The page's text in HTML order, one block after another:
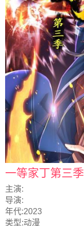
一等家丁第三季
主演:
导演:
年代:2023
类型:动漫